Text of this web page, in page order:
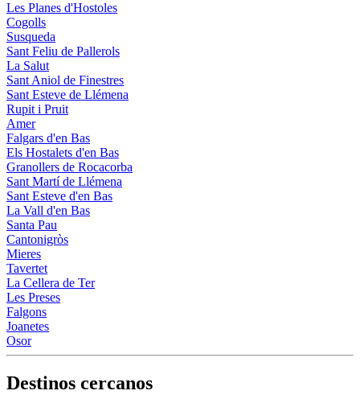
Les Planes d'Hostoles
Cogolls
Susqueda
Sant Feliu de Pallerols
La Salut
Sant Aniol de Finestres
Sant Esteve de Llémena
Rupit i Pruit
Amer
Falgars d'en Bas
Els Hostalets d'en Bas
Granollers de Rocacorba
Sant Martí de Llémena
Sant Esteve d'en Bas
La Vall d'en Bas
Santa Pau
Cantonigròs
Mieres
Tavertet
La Cellera de Ter
Les Preses
Falgons
Joanetes
Osor
Destinos cercanos